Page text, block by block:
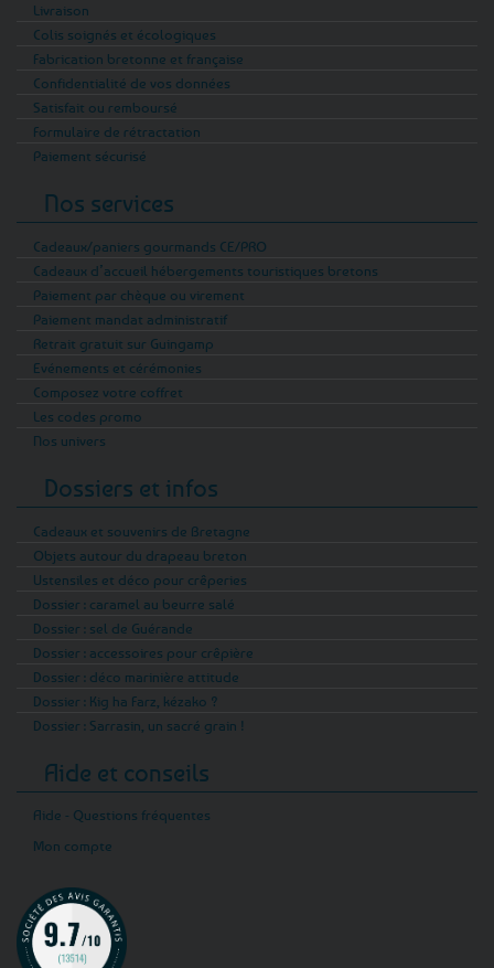
Livraison
Colis soignés et écologiques
Fabrication bretonne et française
Confidentialité de vos données
Satisfait ou remboursé
Formulaire de rétractation
Paiement sécurisé
Nos services
Cadeaux/paniers gourmands CE/PRO
Cadeaux d’accueil hébergements touristiques bretons
Paiement par chèque ou virement
Paiement mandat administratif
Retrait gratuit sur Guingamp
Evénements et cérémonies
Composez votre coffret
Les codes promo
Nos univers
Dossiers et infos
Cadeaux et souvenirs de Bretagne
Objets autour du drapeau breton
Ustensiles et déco pour crêperies
Dossier : caramel au beurre salé
Dossier : sel de Guérande
Dossier : accessoires pour crêpière
Dossier : déco marinière attitude
Dossier : Kig ha Farz, kézako ?
Dossier : Sarrasin, un sacré grain !
Aide et conseils
Aide - Questions fréquentes
Mon compte